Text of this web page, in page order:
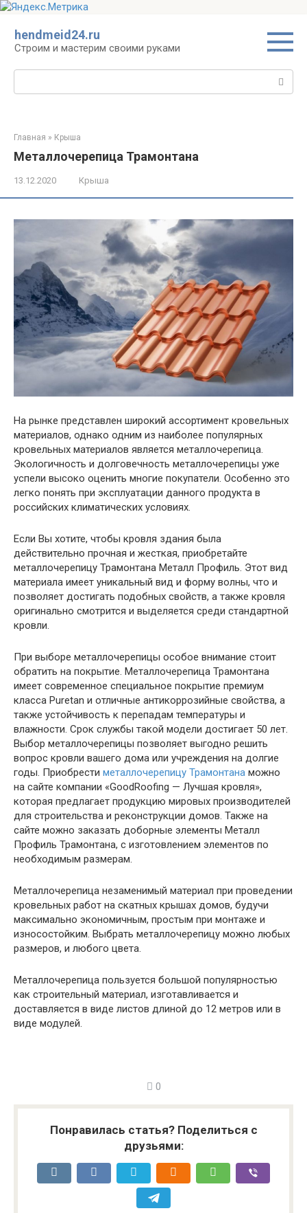
контенту
hendmeid24.ru
Строим и мастерим своими руками
Поиск:
Главная » Крыша
Металлочерепица Трамонтана
13.12.2020 Крыша
На рынке представлен широкий ассортимент кровельных
материалов, однако одним из наиболее популярных
кровельных материалов является металлочерепица.
Экологичность и долговечность металлочерепицы уже
успели высоко оценить многие покупатели. Особенно это
легко понять при эксплуатации данного продукта в
российских климатических условиях.
Если Вы хотите, чтобы кровля здания была
действительно прочная и жесткая, приобретайте
металлочерепицу Трамонтана Металл Профиль. Этот вид
материала имеет уникальный вид и форму волны, что и
позволяет достигать подобных свойств, а также кровля
оригинально смотрится и выделяется среди стандартной
кровли.
При выборе металлочерепицы особое внимание стоит
обратить на покрытие. Металлочерепица Трамонтана
имеет современное специальное покрытие премиум
класса Puretan и отличные антикоррозийные свойства, а
также устойчивость к перепадам температуры и
влажности. Срок службы такой модели достигает 50 лет.
Выбор металлочерепицы позволяет выгодно решить
вопрос кровли вашего дома или учреждения на долгие
годы. Приобрести металлочерепицу Трамонтана можно
на сайте компании «GoodRoofing — Лучшая кровля»,
которая предлагает продукцию мировых производителей
для строительства и реконструкции домов. Также на
сайте можно заказать доборные элементы Металл
Профиль Трамонтана, с изготовлением элементов по
необходимым размерам.
Металлочерепица незаменимый материал при проведении
кровельных работ на скатных крышах домов, будучи
максимально экономичным, простым при монтаже и
износостойким. Выбрать металлочерепицу можно любых
размеров, и любого цвета.
Металлочерепица пользуется большой популярностью
как строительный материал, изготавливается и
доставляется в виде листов длиной до 12 метров или в
виде модулей.
0
Понравилась статья? Поделиться с
друзьями: